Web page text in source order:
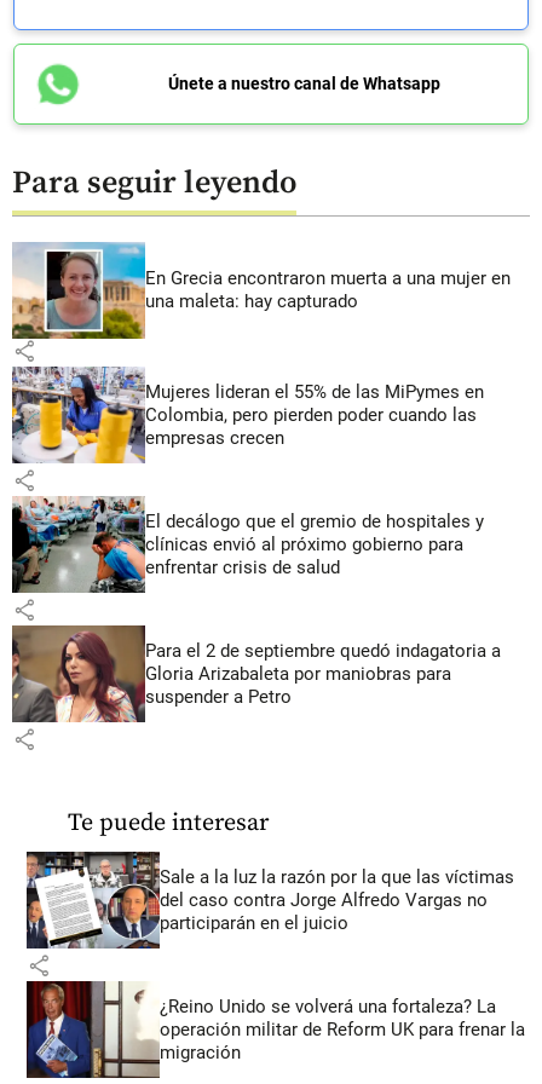
Únete a nuestro canal de Whatsapp
Para seguir leyendo
En Grecia encontraron muerta a una mujer en
una maleta: hay capturado
share
Mujeres lideran el 55% de las MiPymes en
Colombia, pero pierden poder cuando las
empresas crecen
share
El decálogo que el gremio de hospitales y
clínicas envió al próximo gobierno para
enfrentar crisis de salud
share
Para el 2 de septiembre quedó indagatoria a
Gloria Arizabaleta por maniobras para
suspender a Petro
share
Te puede interesar
Sale a la luz la razón por la que las víctimas
del caso contra Jorge Alfredo Vargas no
participarán en el juicio
share
¿Reino Unido se volverá una fortaleza? La
operación militar de Reform UK para frenar la
migración